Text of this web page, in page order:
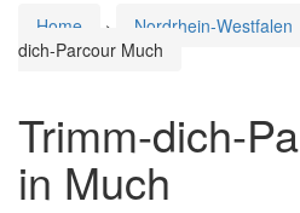
Home › Nordrhein-Westfalen
dich-Parcour Much
Trimm-dich-
in Much